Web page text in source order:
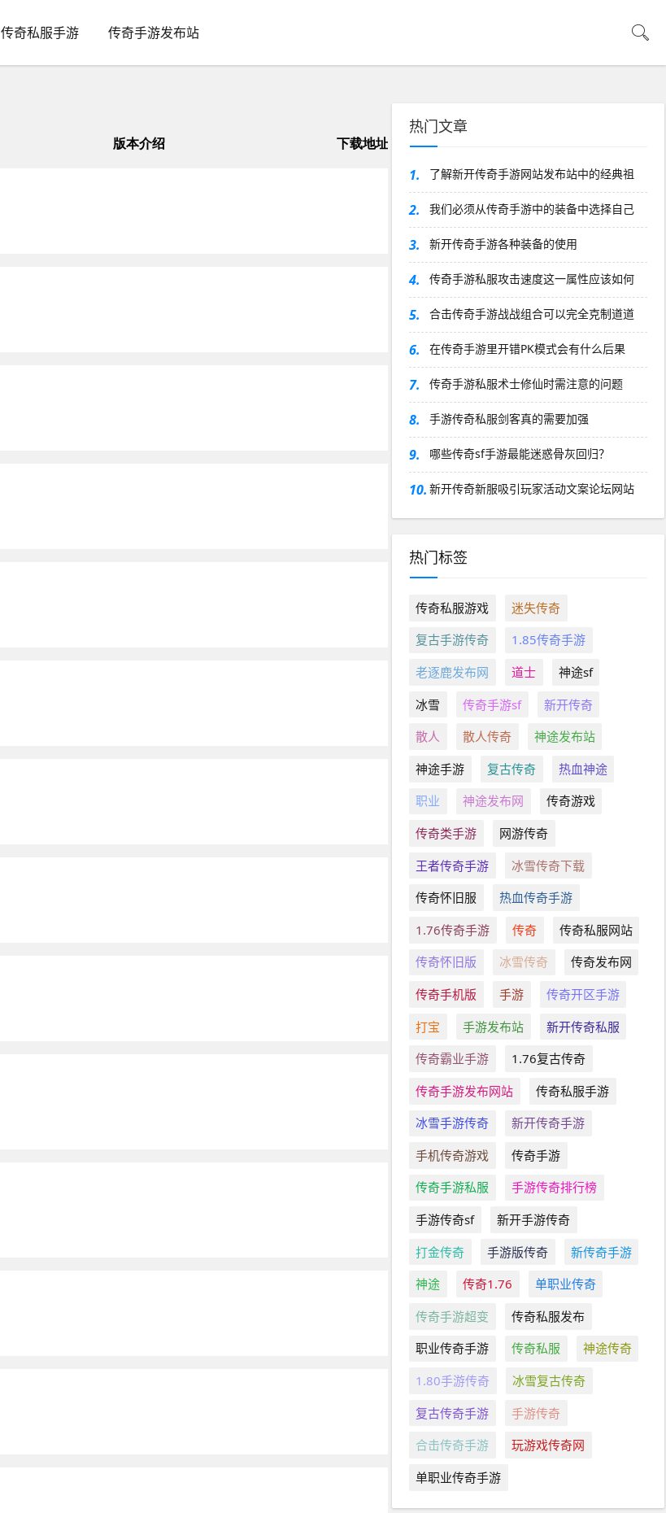
传奇私服手游 传奇手游发布站
热门文章
1. 了解新开传奇手游网站发布站中的经典祖
2. 我们必须从传奇手游中的装备中选择自己
3. 新开传奇手游各种装备的使用
4. 传奇手游私服攻击速度这一属性应该如何
5. 合击传奇手游战战组合可以完全克制道道
6. 在传奇手游里开错PK模式会有什么后果
7. 传奇手游私服术士修仙时需注意的问题
8. 手游传奇私服剑客真的需要加强
9. 哪些传奇sf手游最能迷惑骨灰回归？
10. 新开传奇新服吸引玩家活动文案论坛网站
热门标签
传奇私服游戏
迷失传奇
复古手游传奇
1.85传奇手游
老逐鹿发布网
道士
神途sf
冰雪
传奇手游sf
新开传奇
散人
散人传奇
神途发布站
神途手游
复古传奇
热血神途
职业
神途发布网
传奇游戏
传奇类手游
网游传奇
王者传奇手游
冰雪传奇下载
传奇怀旧服
热血传奇手游
1.76传奇手游
传奇
传奇私服网站
传奇怀旧版
冰雪传奇
传奇发布网
传奇手机版
手游
传奇开区手游
打宝
手游发布站
新开传奇私服
传奇霸业手游
1.76复古传奇
传奇手游发布网站
传奇私服手游
冰雪手游传奇
新开传奇手游
手机传奇游戏
传奇手游
传奇手游私服
手游传奇排行榜
手游传奇sf
新开手游传奇
打金传奇
手游版传奇
新传奇手游
神途
传奇1.76
单职业传奇
传奇手游超变
传奇私服发布
职业传奇手游
传奇私服
神途传奇
1.80手游传奇
冰雪复古传奇
复古传奇手游
手游传奇
合击传奇手游
玩游戏传奇网
单职业传奇手游